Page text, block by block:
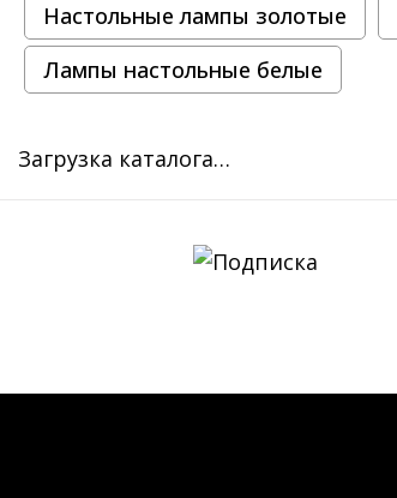
Настольные лампы золотые
Лампы настольные белые
Загрузка каталога…